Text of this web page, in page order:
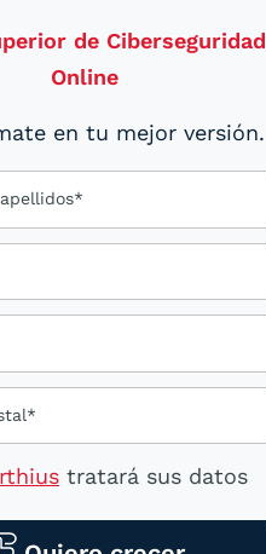
de Ciberseguridad
Online
en tu mejor versión.
tratará sus datos